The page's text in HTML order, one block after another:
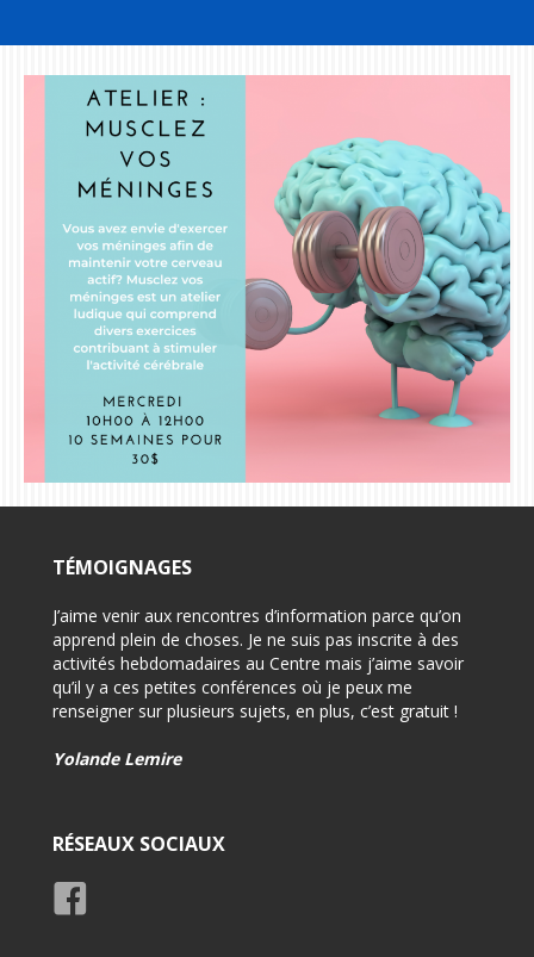
TÉMOIGNAGES
J’aime venir aux rencontres d’information parce qu’on
apprend plein de choses. Je ne suis pas inscrite à des
activités hebdomadaires au Centre mais j’aime savoir
qu’il y a ces petites conférences où je peux me
renseigner sur plusieurs sujets, en plus, c’est gratuit !
Yolande Lemire
RÉSEAUX SOCIAUX